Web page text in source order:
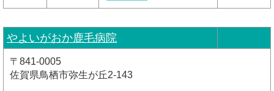
やよいがおか鹿毛病院
〒841-0005
佐賀県鳥栖市弥生が丘2-143